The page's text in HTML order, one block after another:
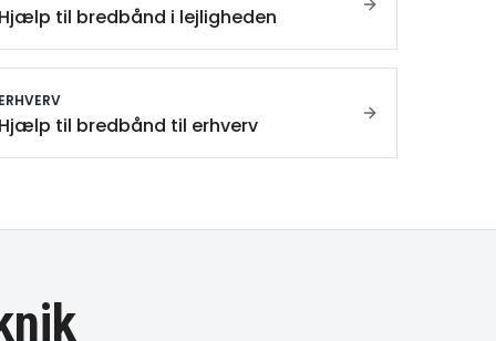
Hjælp til bredbånd i lejligheden
ERHVERV
Hjælp til bredbånd til erhverv